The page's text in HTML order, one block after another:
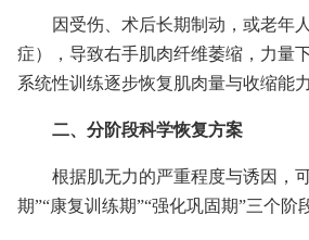
因受伤、术后长期制动，或老年
症），导致右手肌肉纤维萎缩，力量
系统性训练逐步恢复肌肉量与收缩能力
二、分阶段科学恢复方案
根据肌无力的严重程度与诱因，
期”“康复训练期”“强化巩固期”三个阶